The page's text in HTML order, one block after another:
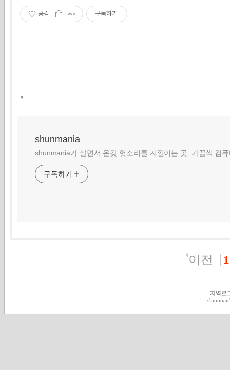
공감 구독하기
,
shunmania
shunmania가 살면서 온갖 헛소리를 지껄이는 곳. 가끔씩 컴
구독하기
이전 1
지역로
shunman